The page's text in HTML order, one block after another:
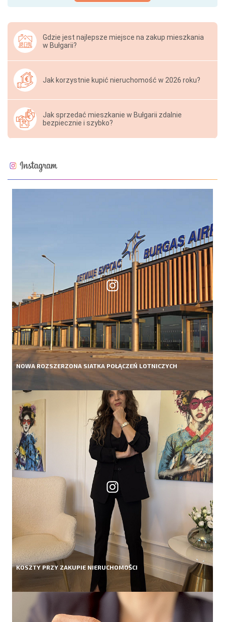
Gdzie jest najlepsze miejsce na zakup mieszkania
w Bułgarii?
Jak korzystnie kupić nieruchomość w 2026 roku?
Jak sprzedać mieszkanie w Bułgarii zdalnie
bezpiecznie i szybko?
NOWA ROZSZERZONA SIATKA POŁĄCZEŃ LOTNICZYCH
KOSZTY PRZY ZAKUPIE NIERUCHOMOŚCI